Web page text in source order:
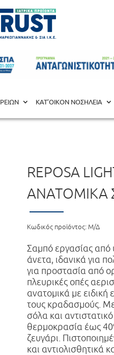
ΚΑΤ’ΟΙΚΟΝ ΝΟΣΗΛΕΙΑ
REPOSA
Κωδικός προϊόντος: Μ/Δ
Σαμπό εργασίας από
άνετα, ιδανικά για
για προστασία από
πλευρικές οπές
ανατομικά με
τους κραδασμούς.
σόλα και
θερμοκρασία έως
ζευγάρι.
και αντιολισθητικά